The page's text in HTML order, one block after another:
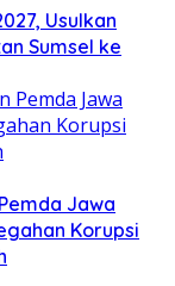
Usulkan
Sumsel ke
Jawa
Korupsi